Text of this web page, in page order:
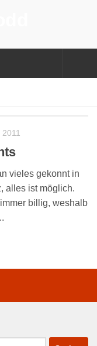
vieles gekonnt in
alles ist möglich.
billig, weshalb